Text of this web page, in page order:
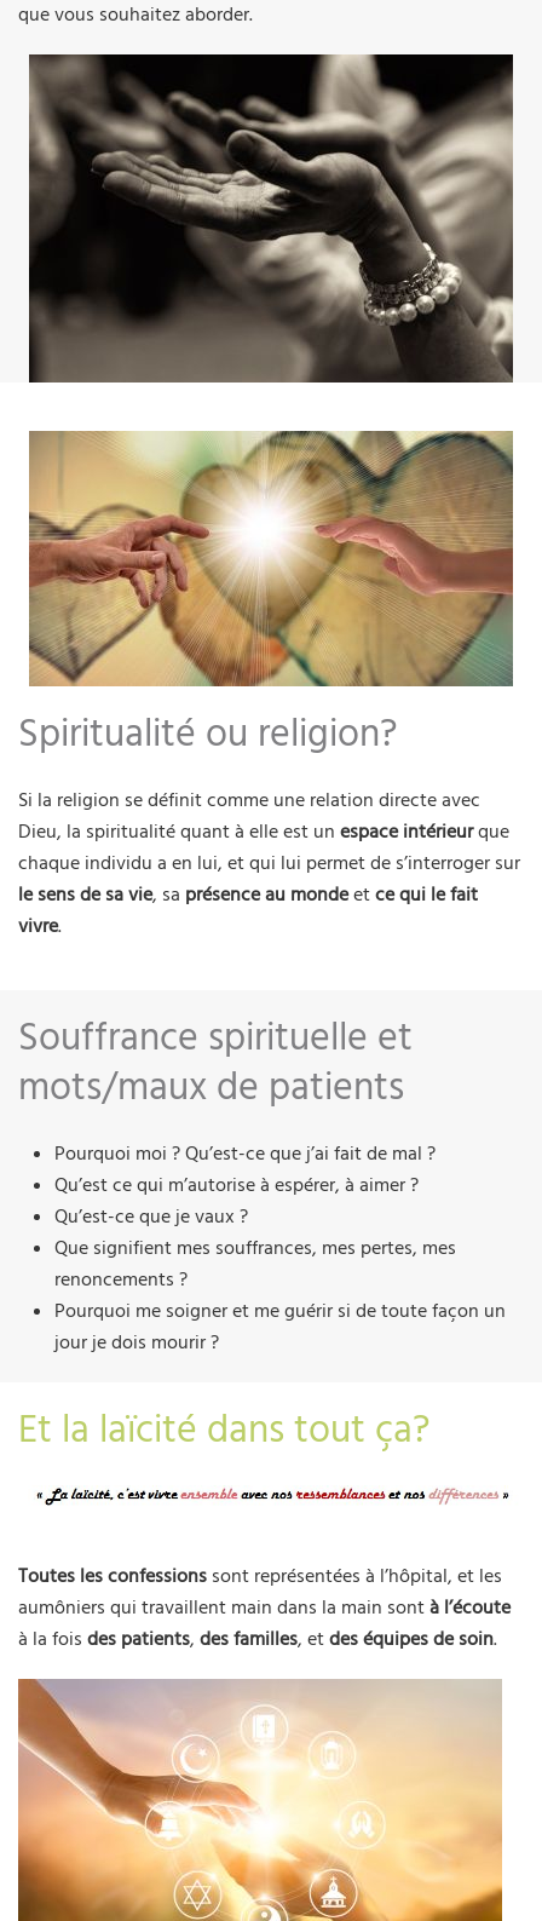
que vous souhaitez aborder.
Spiritualité ou religion?
Si la religion se définit comme une relation directe avec
Dieu, la spiritualité quant à elle est un espace intérieurque
chaque individu a en lui, et qui lui permet de s’interroger sur
le sens de sa vie, sa présence au mondeetce qui le fait
vivre.
Souffrance spirituelle et
mots/maux de patients
Pourquoi moi ? Qu’est-ce que j’ai fait de mal ?
Qu’est ce qui m’autorise à espérer, à aimer ?
Qu’est-ce que je vaux ?
Que signifient mes souffrances, mes pertes, mes
renoncements ?
Pourquoi me soigner et me guérir si de toute façon un
jour je dois mourir ?
Et la laïcité dans tout ça?
Toutes les confessions sont représentées à l’hôpital, et les
aumôniers qui travaillent main dans la main sontà l’écoute
à la fois des patients, des familles, etdes équipes de soin.